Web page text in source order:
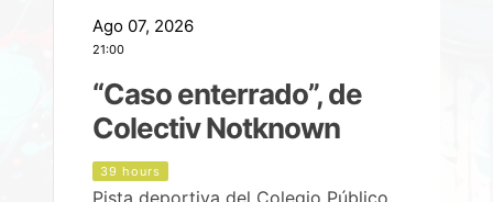
Ago 07, 2026
21:00
“Caso enterrado”, de
Colectiv Notknown
39 hours
Pista deportiva del Colegio Público